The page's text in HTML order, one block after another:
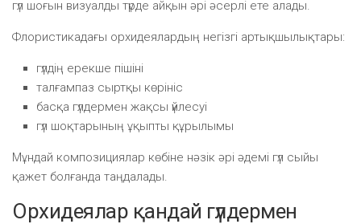
гүл шоғын визуалды түрде айқын әрі әсерлі ете алады.
Флористикадағы орхидеялардың негізгі артықшылықтары:
гүлдің ерекше пішіні
талғампаз сыртқы көрініс
басқа гүлдермен жақсы үйлесуі
гүл шоқтарының ұқыпты құрылымы
Мұндай композициялар көбіне нәзік әрі әдемі гүл сыйы
қажет болғанда таңдалады.
Орхидеялар қандай гүлдермен